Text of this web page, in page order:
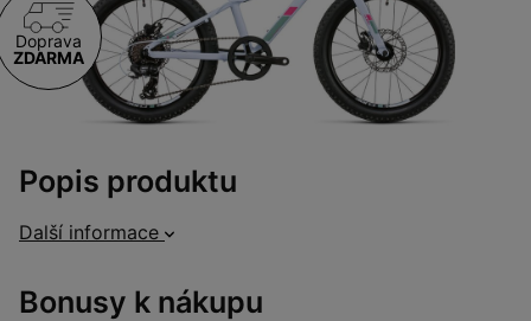
Doprava
ZDARMA
Popis produktu
Další informace
Bonusy k nákupu